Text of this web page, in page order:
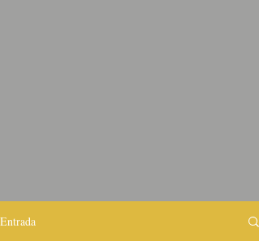
Entrada